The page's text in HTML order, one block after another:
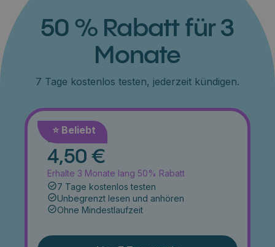
50 % Rabatt für 3
Monate
7 Tage kostenlos testen, jederzeit kündigen.
⭐️ Beliebt
Monat
4,50 €
Erhalte 3 Monate lang 50% Rabatt
7 Tage kostenlos testen
Unbegrenzt lesen und anhören
Ohne Mindestlaufzeit